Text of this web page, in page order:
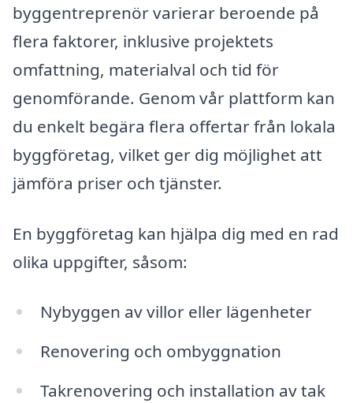
byggentreprenör varierar beroende på
flera faktorer, inklusive projektets
omfattning, materialval och tid för
genomförande. Genom vår plattform kan
du enkelt begära flera offertar från lokala
byggföretag, vilket ger dig möjlighet att
jämföra priser och tjänster.
En byggföretag kan hjälpa dig med en rad
olika uppgifter, såsom:
Nybyggen av villor eller lägenheter
Renovering och ombyggnation
Takrenovering och installation av tak